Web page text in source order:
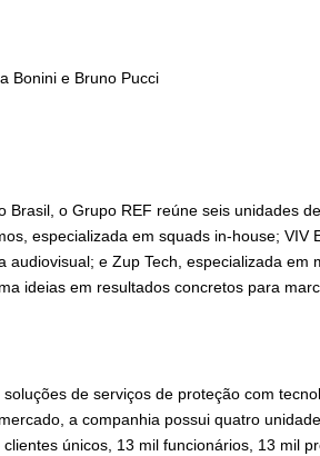
Bonini e Bruno Pucci
o Grupo REF reúne seis unidades
especializada em squads in-house; VIV
e Zup Tech, especializada em
ideias em resultados concretos para
de serviços de proteção com
a companhia possui quatro
únicos, 13 mil funcionários, 13 mil